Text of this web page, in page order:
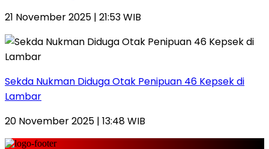
21 November 2025 | 21:53 WIB
Sekda Nukman Diduga Otak Penipuan 46 Kepsek di
Lambar
20 November 2025 | 13:48 WIB